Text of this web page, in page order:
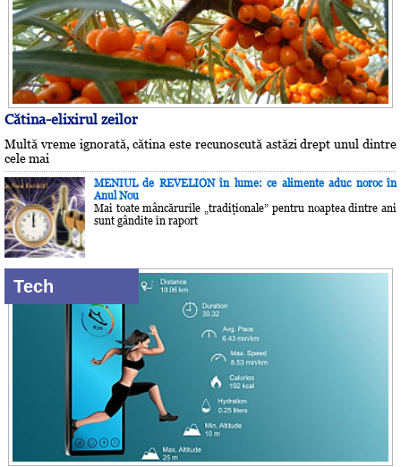
Cătina-elixirul zeilor
Multă vreme ignorată, cătina este recunoscută astăzi drept unul dintre
cele mai
MENIUL de REVELION în lume: ce alimente aduc noroc în
Anul Nou
Mai toate mâncărurile „tradiţionale” pentru noaptea dintre ani
sunt gândite în raport
Tech